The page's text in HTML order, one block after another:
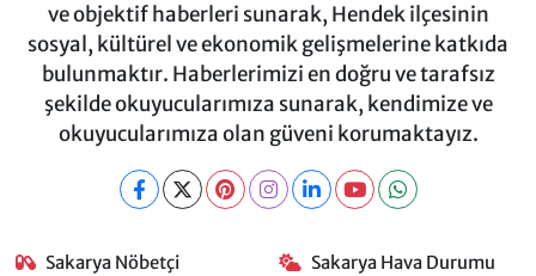
ve objektif haberleri sunarak, Hendek ilçesinin
sosyal, kültürel ve ekonomik gelişmelerine katkıda
bulunmaktır. Haberlerimizi en doğru ve tarafsız
şekilde okuyucularımıza sunarak, kendimize ve
okuyucularımıza olan güveni korumaktayız.
Sakarya Nöbetçi
Sakarya Hava Durumu